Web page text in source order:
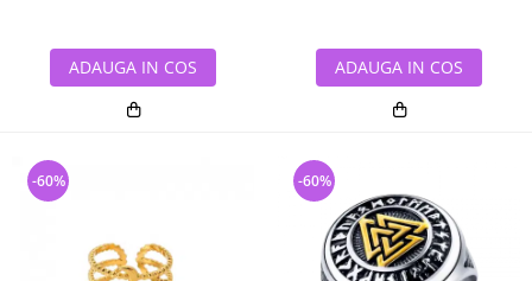
ADAUGA IN COS ADAUGA IN COS
-60% -60%